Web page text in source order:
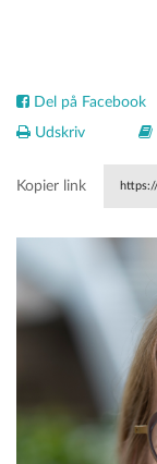
Del på Facebook
Udskriv
Kopier link